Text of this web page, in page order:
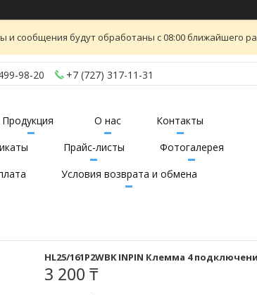
сообщения будут обработаны с 08:00 ближайшего
98-20 +7 (727) 317-11-31
Продукция О нас
Контакты
Прайс-листы
Фотогалерея
Условия возврата и обмена
HL25/161P2WBK INPIN Клемма 4
3 200 ₸